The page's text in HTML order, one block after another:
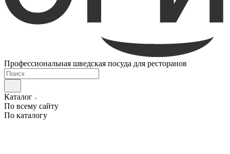
Профессиональная шведская посуда для ресторанов
Каталог
По всему сайту
По каталогу